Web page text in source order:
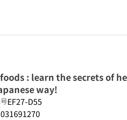
: learn the secrets of
way!
EF27-D55
031691270